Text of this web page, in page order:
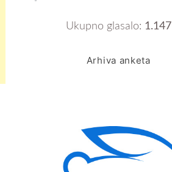
Ukupno glasalo: 1.147
Arhiva anketa